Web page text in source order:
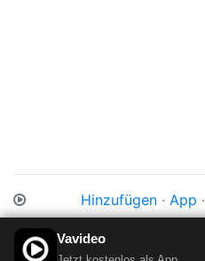
Hinzufügen · App ·
Impressum
Vavideo